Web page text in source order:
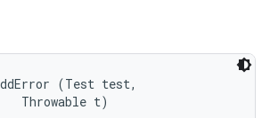
(Test test,
Throwable t)